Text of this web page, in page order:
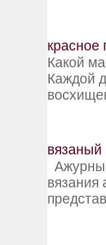
красное
Какой
Каждой